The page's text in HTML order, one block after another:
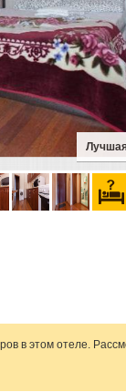
в этом отеле.